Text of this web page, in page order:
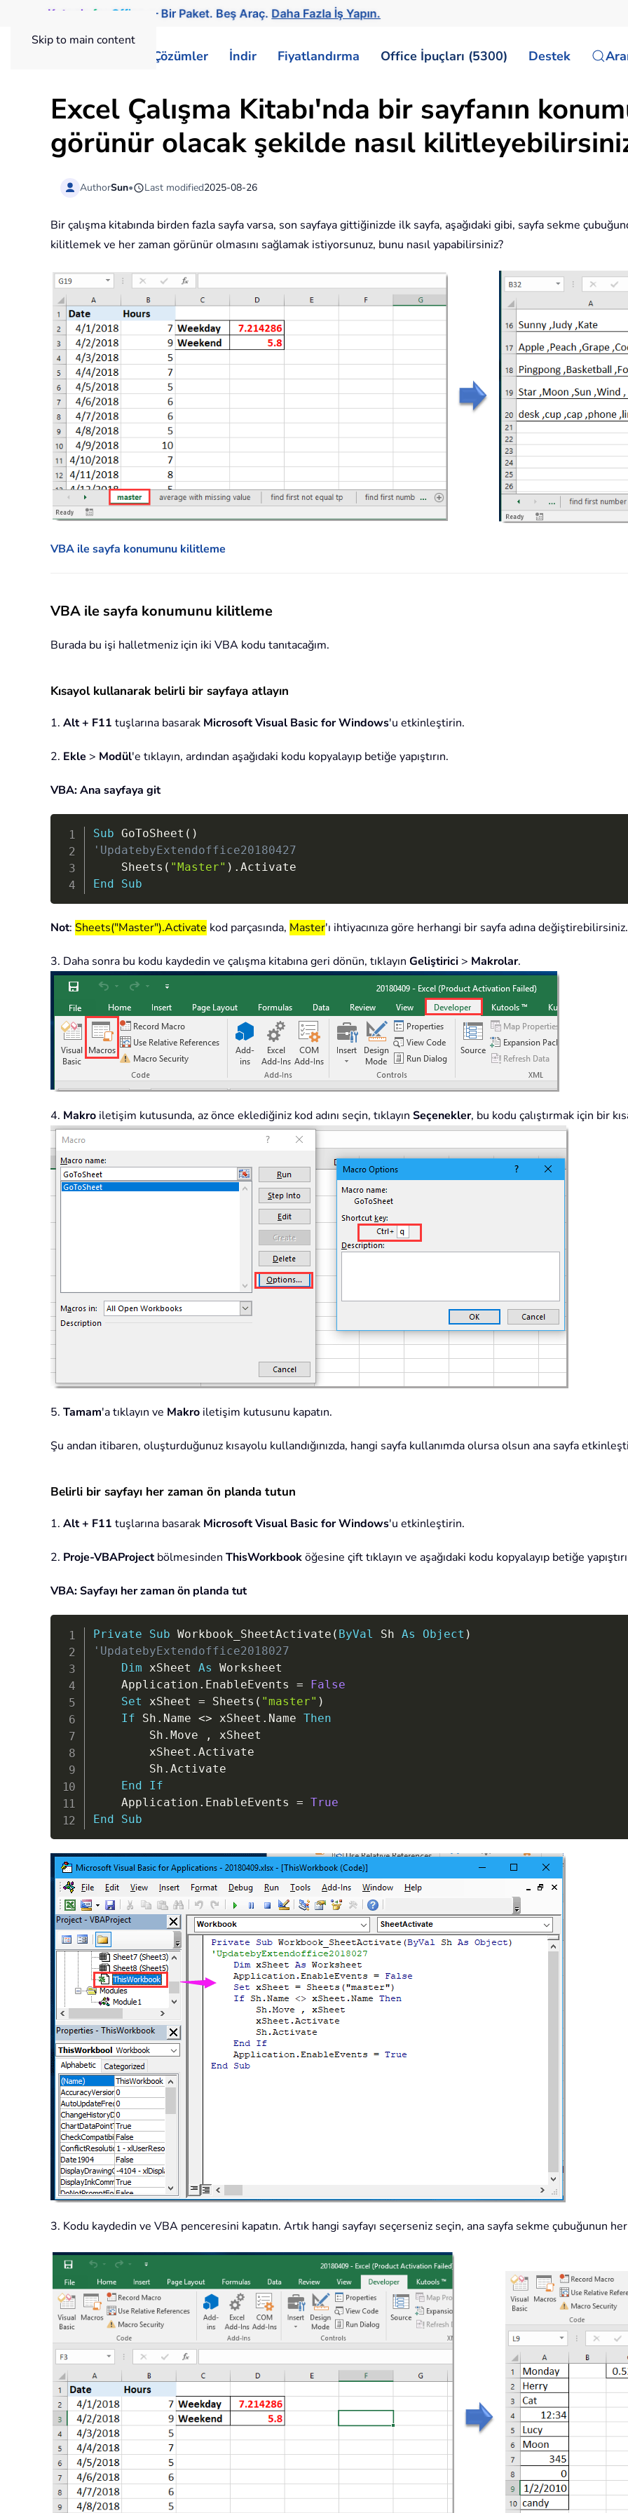
Skip to main content
Kutools for Office — Bir Paket. Beş Araç.Daha Fazla İş Yapın.
Çözümler İndir Fiyatlandırma Office İpuçları (5300) Destek
Excel Çalışma Kitabı'nda bir sayfanın
görünür olacak şekilde nasıl
AuthorSun• Last modified2025-08-26
Bir çalışma kitabında birden fazla sayfa varsa, son sayfaya gittiğinizde ilk sayfa, aşağıdaki gibi, sayfa sekme
kilitlemek ve her zaman görünür olmasını sağlamak istiyorsunuz, bunu nasıl yapabilirsiniz?
VBA ile sayfa konumunu kilitleme
VBA ile sayfa konumunu kilitleme
Burada bu işi halletmeniz için iki VBA kodu tanıtacağım.
Kısayol kullanarak belirli bir sayfaya atlayın
1. Alt + F11 tuşlarına basarak Microsoft Visual Basic for Windows'u etkinleştirin.
2. Ekle > Modül'e tıklayın, ardından aşağıdaki kodu kopyalayıp betiğe yapıştırın.
VBA: Ana sayfaya git
Sub GoToSheet ( )
'UpdatebyExtendoffice20180427
    Sheets
( "Master" ) .
End
Sub
Not: Sheets("Master").Activate kod parçasında, Master'ı ihtiyacınıza göre herhangi bir sayfa adına değiştirebilirsiniz.
3. Daha sonra bu kodu kaydedin ve çalışma kitabına geri dönün, tıklayın Geliştirici > Makrolar.
4. Makro iletişim kutusunda, az önce eklediğiniz kod adını seçin, tıklayın Seçenekler, bu kodu çalıştırmak için bir
5. Tamam'a tıklayın ve Makro iletişim kutusunu kapatın.
Şu andan itibaren, oluşturduğunuz kısayolu kullandığınızda, hangi sayfa kullanımda olursa olsun ana sayfa
Belirli bir sayfayı her zaman ön planda tutun
1. Alt + F11 tuşlarına basarak Microsoft Visual Basic for Windows'u etkinleştirin.
2. Proje-VBAProjectbölmesinden ThisWorkbooköğesine çift tıklayın ve aşağıdaki kodu kopyalayıp betiğe
VBA: Sayfayı her zaman ön planda tut
Private Sub Workbook_SheetActivate ( ByVal Sh As Object )
'UpdatebyExtendoffice2018027
Dim xSheet As Worksheet
    Application
. EnableEvents =
False
Set xSheet = Sheets ( "master" )
If Sh . Name <> xSheet . Name Then
        Sh
. Move ,
xSheet
        xSheet
. Activate
        Sh
. Activate
End
If
    Application
. EnableEvents = True
End
Sub
3. Kodu kaydedin ve VBA penceresini kapatın. Artık hangi sayfayı seçerseniz seçin, ana sayfa sekme çubuğunun